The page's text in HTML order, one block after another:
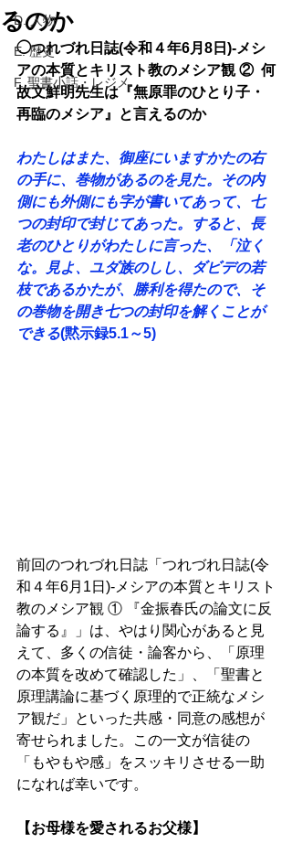
D. 人物
E. 歴史
F. 聖書小話・レジメ
るのか
◯つれづれ日誌(令和４年6月8日)-メシ
アの本質とキリスト教のメシア観 ②  何
故文鮮明先生は『無原罪のひとり子・
再臨のメシア』と言えるのか
わたしはまた、御座にいますかたの右
の手に、巻物があるのを見た。その内
側にも外側にも字が書いてあって、七
つの封印で封じてあった。すると、長
老のひとりがわたしに言った、「泣く
な。見よ、ユダ族のしし、ダビデの若
枝であるかたが、勝利を得たので、そ
の巻物を開き七つの封印を解くことが
できる(黙示録5.1～5)
前回のつれづれ日誌「つれづれ日誌(令
和４年6月1日)-メシアの本質とキリスト
教のメシア観 ① 『金振春氏の論文に反
論する』」は、やはり関心があると見
えて、多くの信徒・論客から、「原理
の本質を改めて確認した」、「聖書と
原理講論に基づく原理的で正統なメシ
ア観だ」といった共感・同意の感想が
寄せられました。この一文が信徒の
「もやもや感」をスッキリさせる一助
になれば幸いです。
【お母様を愛されるお父様】